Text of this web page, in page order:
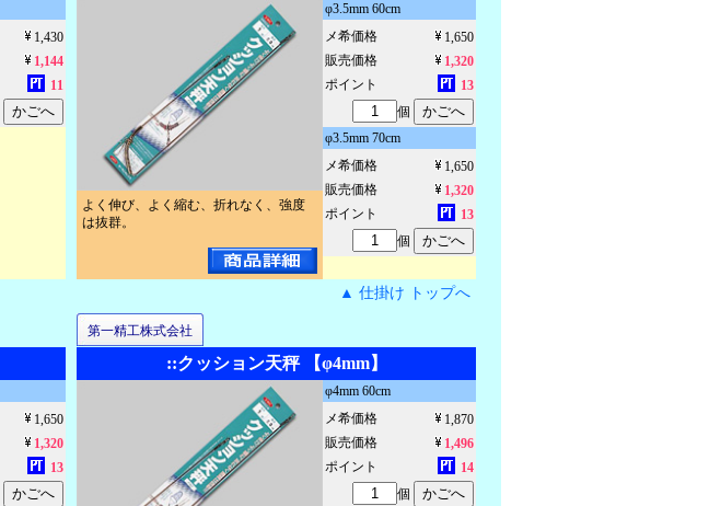
1,430
1,144
11
よく伸び、よく縮む、折れなく、強度
は抜群。
φ3.5mm 60cm
メ希価格
1,650
販売価格
1,320
ポイント
13
個
φ3.5mm 70cm
メ希価格
1,650
販売価格
1,320
ポイント
13
個
▲ 仕掛け トップへ
1,650
1,320
13
第一精工株式会社
::クッション天秤 【φ4mm】
φ4mm 60cm
メ希価格
1,870
販売価格
1,496
ポイント
14
個